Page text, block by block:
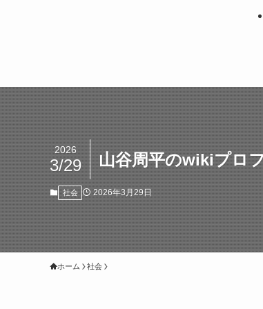
山谷周平のwikiプロ
2026
3/29
社会 2026年3月29日
ホーム 社会